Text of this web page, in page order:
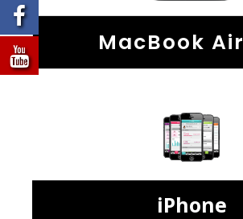
MacBook Air
iPhone